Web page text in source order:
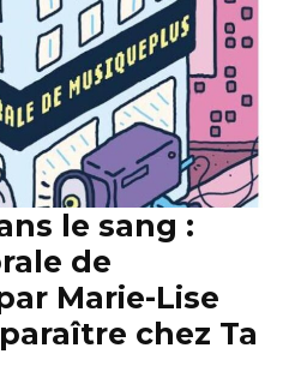
le sang :
de
Marie-Lise
chez Ta